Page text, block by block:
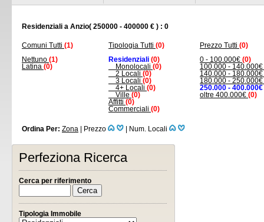
Residenziali a Anzio( 250000 - 400000 € ) : 0
Comuni Tutti (1)
Nettuno (1)
Latina (0)
Tipologia Tutti (0)
Residenziali (0)
Monolocali (0)
2 Locali (0)
3 Locali (0)
4+ Locali (0)
Ville (0)
Affitti (0)
Commerciali (0)
Prezzo Tutti (0)
0 - 100.000€ (0)
100.000 - 140.000€
140.000 - 180.000€
180.000 - 250.000€
250.000 - 400.000€
oltre 400.000€ (0)
Ordina Per: Zona Prezzo Num. Locali
Perfeziona Ricerca
Cerca per riferimento
Tipologia Immobile